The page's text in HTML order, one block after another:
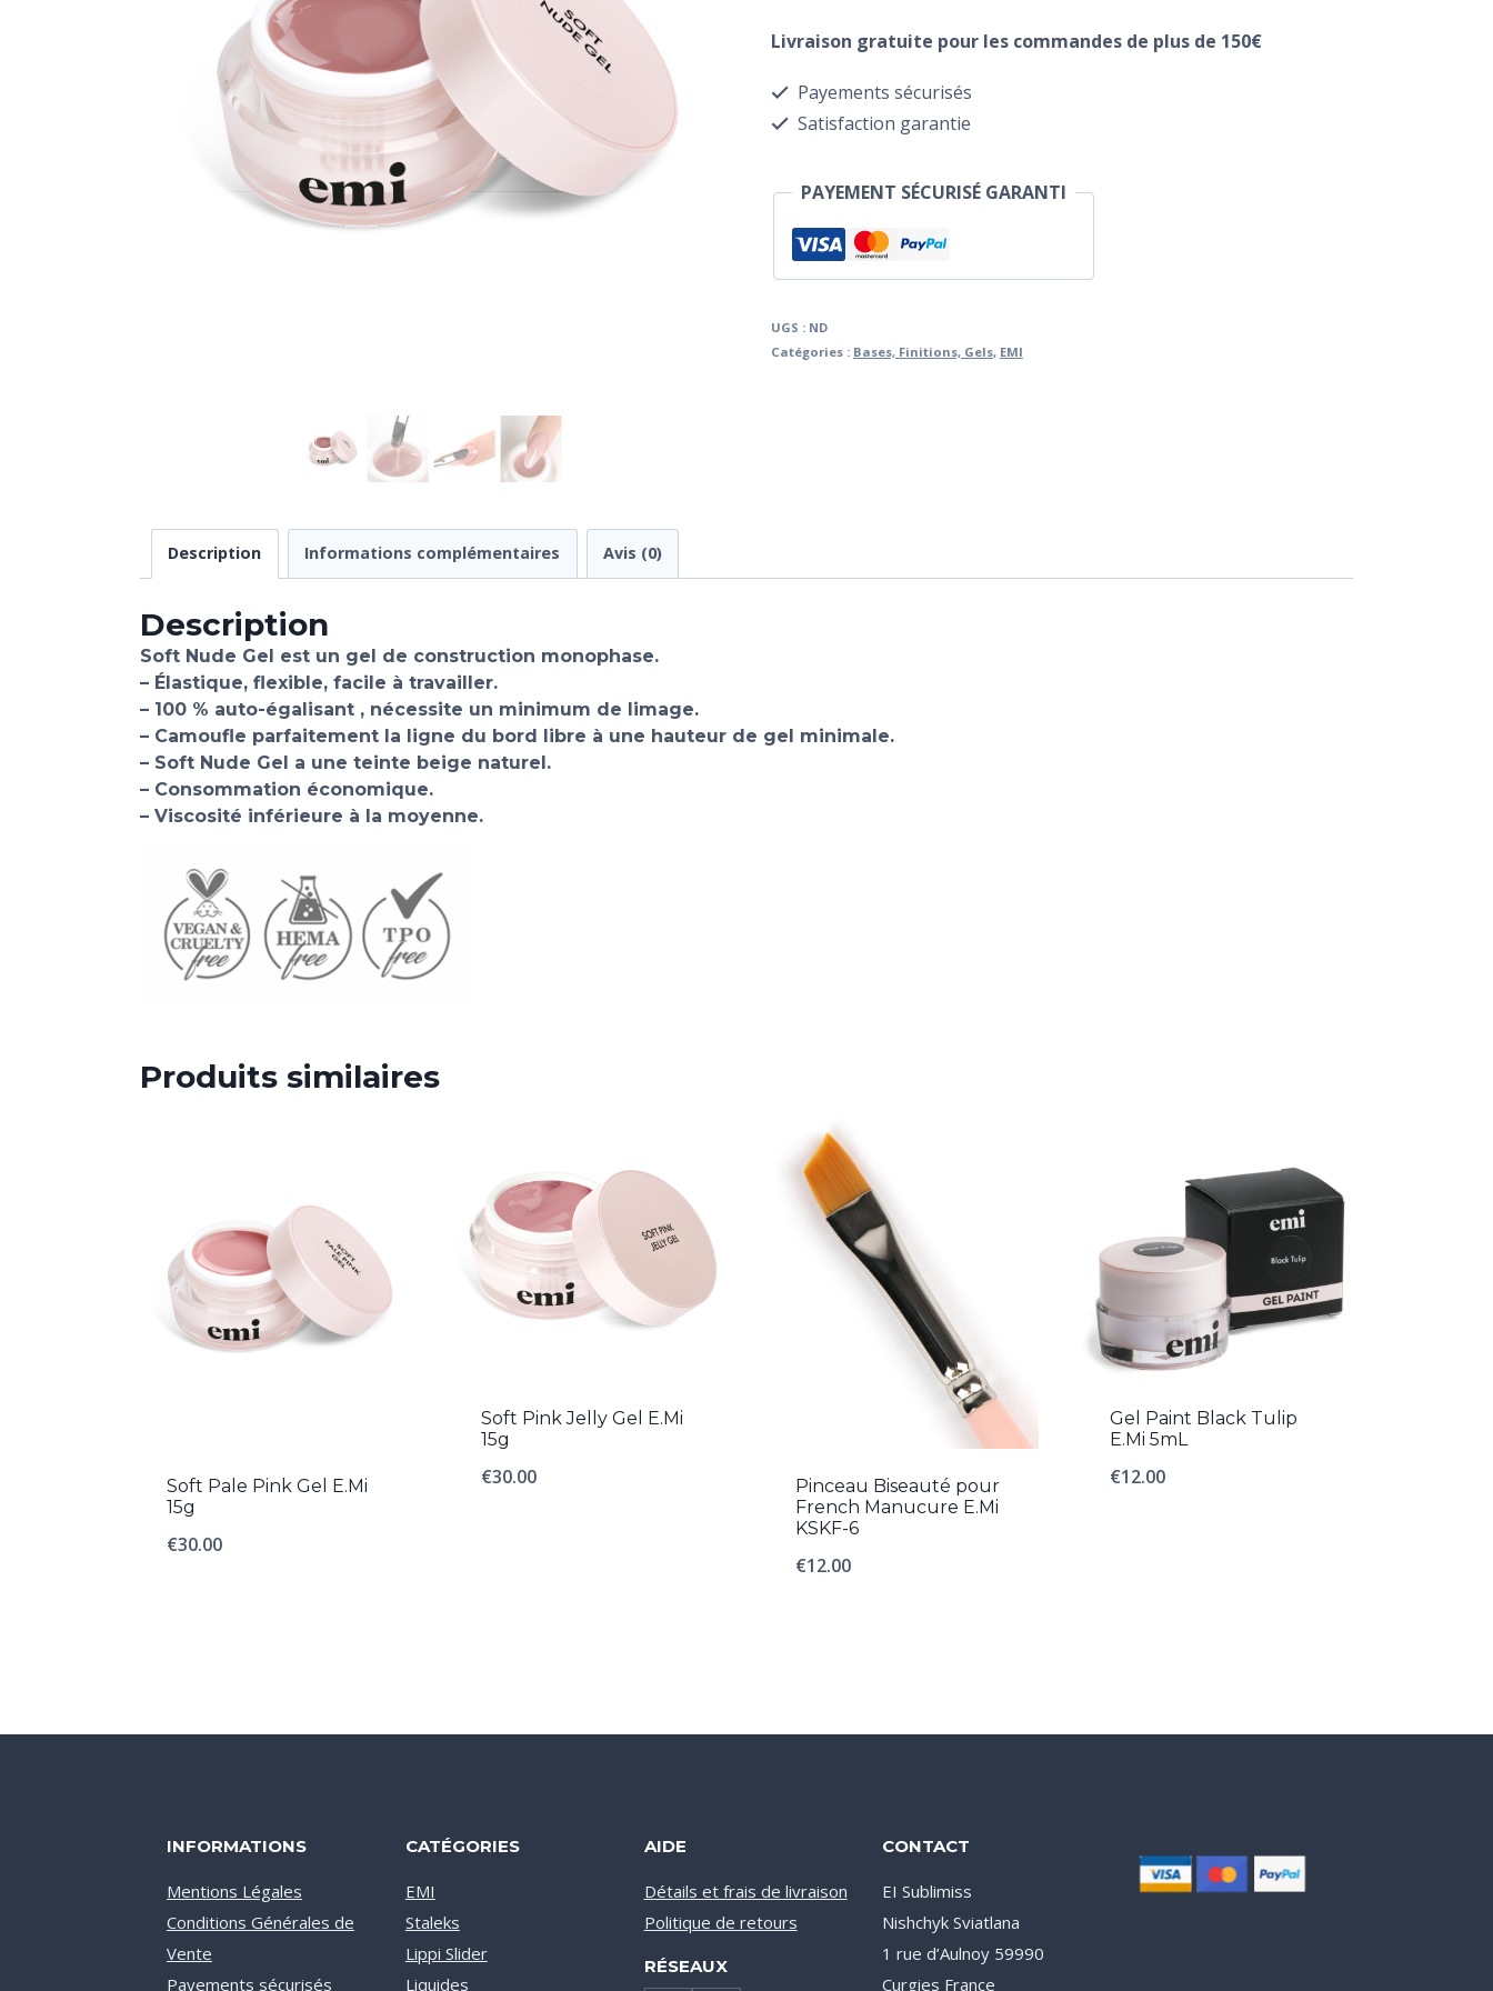
€75.00
Soft
Gel
E.Mi
Livraison gratuite pour les commandes de plus de 150€
Payements sécurisés
Satisfaction garantie
PAYEMENT SÉCURISÉ GARANTI
UGS : ND
Catégories : Bases, Finitions, Gels, EMI
Description Informations complémentaires Avis (0)
Description
Soft Nude Gel est un gel de construction monophase.
– Élastique, flexible, facile à travailler.
– 100 % auto-égalisant , nécessite un minimum de limage.
– Camoufle parfaitement la ligne du bord libre à une hauteur de gel minimale.
– Soft Nude Gel a une teinte beige naturel.
– Consommation économique.
– Viscosité inférieure à la moyenne.
Produits similaires
Soft Pale Pink Gel E.Mi
15g
€30.00
Soft Pink Jelly Gel E.Mi
15g
€30.00
Pinceau Biseauté pour
French Manucure E.Mi
KSKF-6
€12.00
Gel Paint Black Tulip
E.Mi 5mL
€12.00
INFORMATIONS
Mentions Légales
Conditions Générales de
Vente
Payements sécurisés
CATÉGORIES
EMI
Staleks
Lippi Slider
Liquides
AIDE
Détails et frais de livraison
Politique de retours
RÉSEAUX
CONTACT
EI Sublimiss
Nishchyk Sviatlana
1 rue d’Aulnoy 59990
Curgies France